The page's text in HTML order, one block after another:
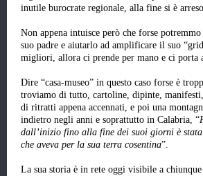
inutile burocrate regionale, alla fine si è
Non appena intuisce però che forse
suo padre e aiutarlo ad amplificare il suo
migliori, allora ci prende per mano e ci porta
Dire “casa-museo” in questo caso forse è
troviamo di tutto, cartoline, dipinte,
di ritratti appena accennati, e poi una
indietro negli anni e soprattutto in Calabria, “
dall’inizio fino alla fine dei suoi giorni è
che aveva per la sua terra cosentina”.
La sua storia è in rete oggi visibile a